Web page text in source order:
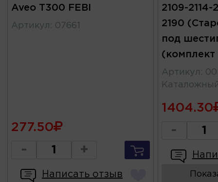
Aveo T300 FEBI
Артикул : 07661
277.50
- +
Написать отзыв
2109-2114-
2190
под
Артикул :
1404.30
-